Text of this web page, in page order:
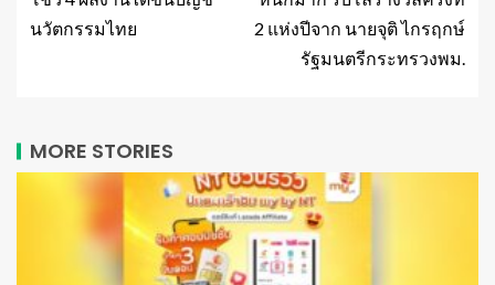
นวัตกรรมไทย
2 แห่งปีจาก นายจุติ ไกรฤกษ์
รัฐมนตรีกระทรวงพม.
MORE STORIES